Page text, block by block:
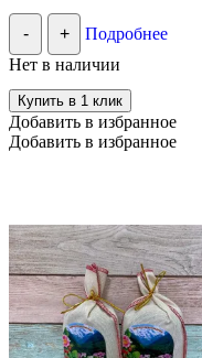
- +
Подробнее
Нет в наличии
Купить в 1 клик
Добавить в избранное
Добавить в избранное